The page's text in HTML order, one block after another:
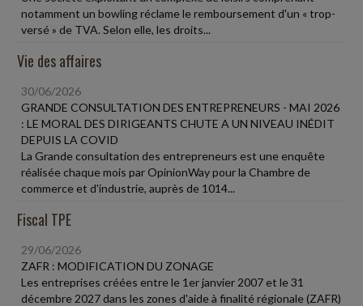
notamment un bowling réclame le remboursement d'un « trop-
versé » de TVA. Selon elle, les droits...
Vie des affaires
30/06/2026
GRANDE CONSULTATION DES ENTREPRENEURS - MAI 2026
: LE MORAL DES DIRIGEANTS CHUTE A UN NIVEAU INÉDIT
DEPUIS LA COVID
La Grande consultation des entrepreneurs est une enquête
réalisée chaque mois par OpinionWay pour la Chambre de
commerce et d'industrie, auprès de 1014...
Fiscal TPE
29/06/2026
ZAFR : MODIFICATION DU ZONAGE
Les entreprises créées entre le 1er janvier 2007 et le 31
décembre 2027 dans les zones d'aide à finalité régionale (ZAFR)